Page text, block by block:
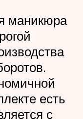
маникюра
есть
с